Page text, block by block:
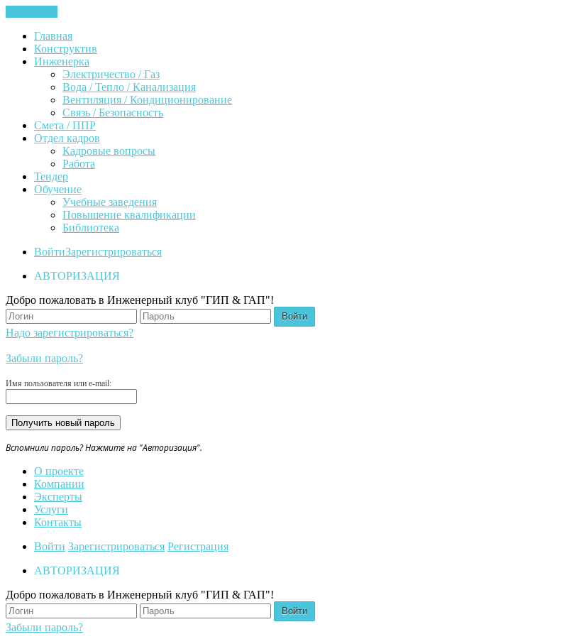
Главная
Конструктив
Инженерка
Электричество / Газ
Вода / Тепло / Канализация
Вентиляция / Кондиционирование
Связь / Безопасность
Смета / ППР
Отдел кадров
Кадровые вопросы
Работа
Тендер
Обучение
Учебные заведения
Повышение квалификации
Библиотека
ВойтиЗарегистрироваться
АВТОРИЗАЦИЯ
Добро пожаловать в Инженерный клуб "ГИП & ГАП"!
Надо зарегистрироваться?
Забыли пароль?
Имя пользователя или e-mail:
Вспомнили пароль? Нажмите на "Авторизация".
О проекте
Компании
Эксперты
Услуги
Контакты
Войти Зарегистрироваться Регистрация
АВТОРИЗАЦИЯ
Добро пожаловать в Инженерный клуб "ГИП & ГАП"!
Забыли пароль?